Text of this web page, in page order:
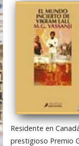
n
i
d
o
Residente en
prestigioso Premio